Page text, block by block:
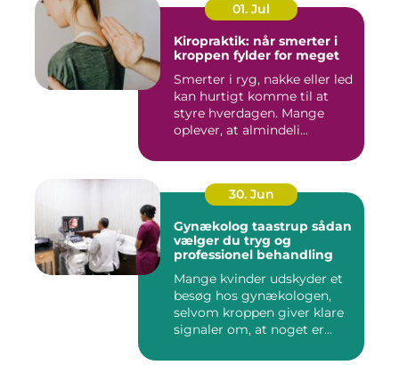
01. Jul
Kiropraktik: når smerter i
kroppen fylder for meget
Smerter i ryg, nakke eller led
kan hurtigt komme til at
styre hverdagen. Mange
oplever, at almindeli...
30. Jun
Gynækolog taastrup sådan
vælger du tryg og
professionel behandling
Mange kvinder udskyder et
besøg hos gynækologen,
selvom kroppen giver klare
signaler om, at noget er...